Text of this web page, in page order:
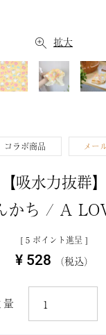
拡大
コラボ商品 メー
【吸水力抜群】
かち / A
[ 5 ポイント進呈 ]
¥ 528 税込